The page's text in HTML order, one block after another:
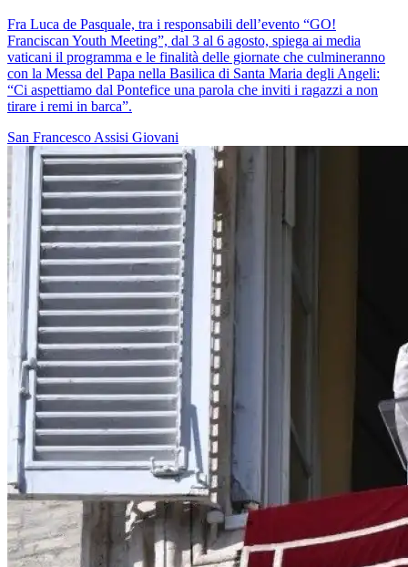
Fra Luca de Pasquale, tra i responsabili dell’evento “GO!
Franciscan Youth Meeting”, dal 3 al 6 agosto, spiega ai media
vaticani il programma e le finalità delle giornate che culmineranno
con la Messa del Papa nella Basilica di Santa Maria degli Angeli:
“Ci aspettiamo dal Pontefice una parola che inviti i ragazzi a non
tirare i remi in barca”.
San Francesco Assisi Giovani